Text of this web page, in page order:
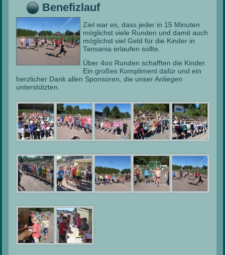
Benefizlauf
Ziel war es, dass jeder in 15 Minuten
möglichst viele Runden und damit auch
möglichst viel Geld für die Kinder in
Tansania erlaufen sollte.
Über 4oo Runden schafften die Kinder.
Ein großes Kompliment dafür und ein
herzlicher Dank allen Sponsoren, die unser Anliegen
unterstützten.